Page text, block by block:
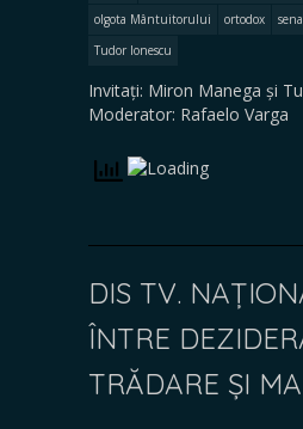
olgota Mântuitorului
ortodox
Tudor Ionescu
Invitați: Miron Manega și
Moderator: Rafaelo Varga
DIS TV.
ÎNTRE
TRĂDARE ȘI